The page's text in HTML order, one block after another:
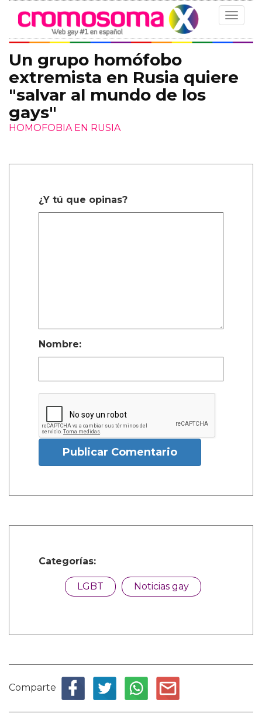
Toggle
Un grupo homófobo
extremista en Rusia quiere
"salvar al mundo de los
gays"
HOMOFOBIA EN RUSIA
¿Y tú que opinas?
Nombre:
Publicar Comentario
Categorías:
LGBT Noticias gay
Comparte